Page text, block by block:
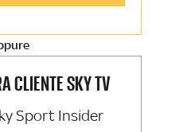
di Sky Sport
CLIENTE SKY TV
Sport Insider